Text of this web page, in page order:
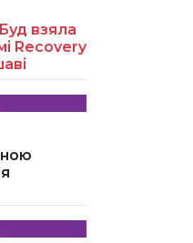
взяла
Recovery